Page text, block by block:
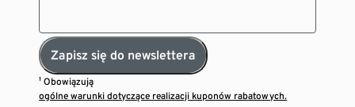
Zapisz się do newslettera
¹ Obowiązują
ogólne warunki dotyczące realizacji kuponów rabatowych.